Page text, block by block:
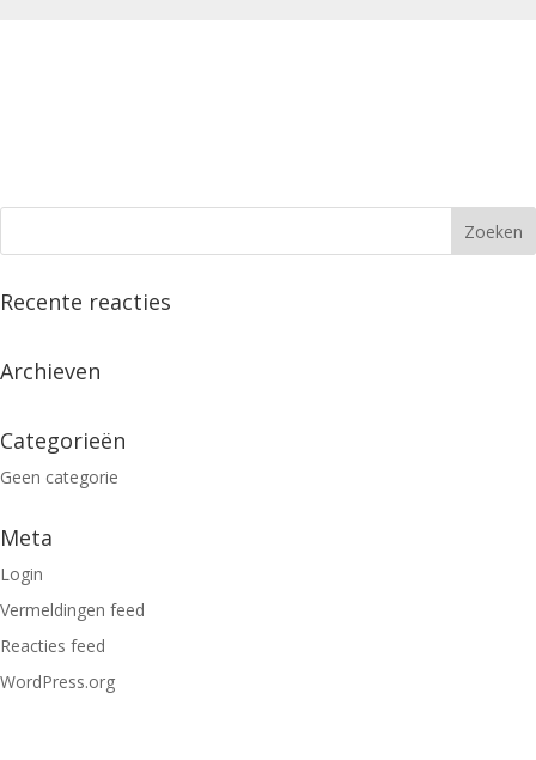
Recente reacties
Archieven
Categorieën
Geen categorie
Meta
Login
Vermeldingen feed
Reacties feed
WordPress.org